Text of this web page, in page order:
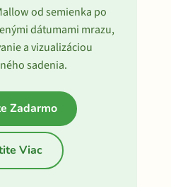
od semienka po
dátumami mrazu,
a vizualizáciou
sadenia.
Zadarmo
Viac